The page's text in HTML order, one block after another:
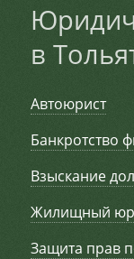
в
Автоюрист
Банкротство
Взыскание
Жилищный
Защита прав